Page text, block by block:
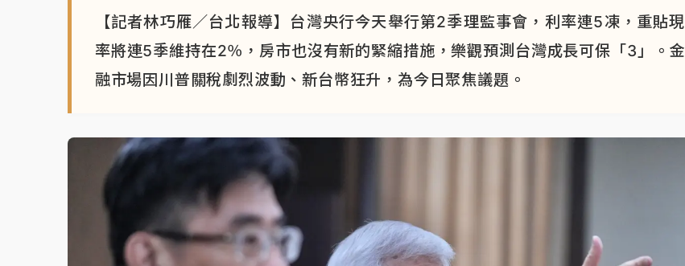
【記者林巧雁／台北報導】台灣央行今天舉行第2季理監事會，利率連5凍，重貼現
率將連5季維持在2％，房市也沒有新的緊縮措施，樂觀預測台灣成長可保「3」。金
融市場因川普關稅劇烈波動、新台幣狂升，為今日聚焦議題。